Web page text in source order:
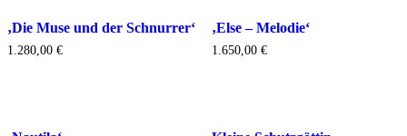
‚Die Muse und der Schnurrer‘
1.280,00 €
‚Else – Melodie‘
1.650,00 €